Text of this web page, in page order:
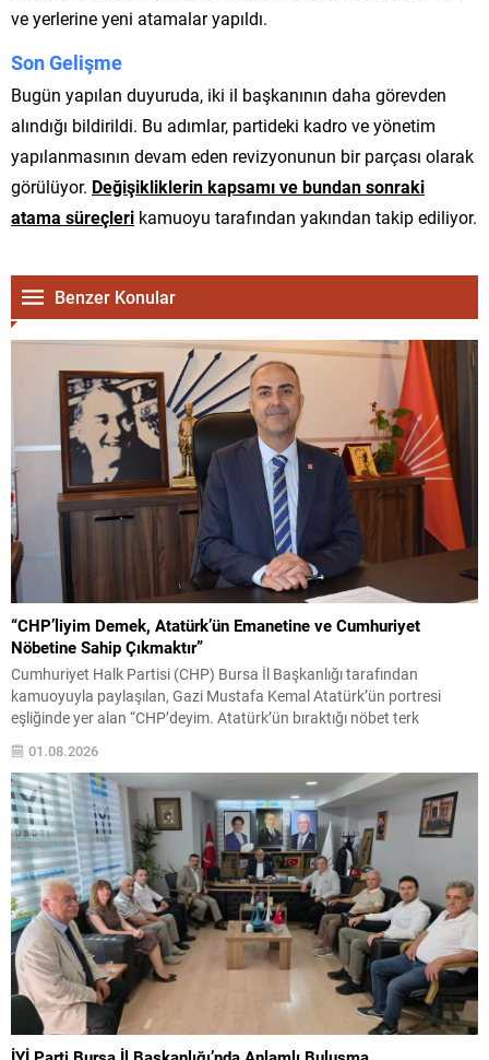
ve yerlerine yeni atamalar yapıldı.
Son Gelişme
Bugün yapılan duyuruda, iki il başkanının daha görevden
alındığı bildirildi. Bu adımlar, partideki kadro ve yönetim
yapılanmasının devam eden revizyonunun bir parçası olarak
görülüyor. Değişikliklerin kapsamı ve bundan sonraki
atama süreçleri kamuoyu tarafından yakından takip ediliyor.
Benzer Konular
“CHP’liyim Demek, Atatürk’ün Emanetine ve Cumhuriyet
Nöbetine Sahip Çıkmaktır”
Cumhuriyet Halk Partisi (CHP) Bursa İl Başkanlığı tarafından
kamuoyuyla paylaşılan, Gazi Mustafa Kemal Atatürk’ün portresi
eşliğinde yer alan “CHP’deyim. Atatürk’ün bıraktığı nöbet terk
Türkiye’nin içinde bulunduğu siyasal atmosfer, Cumhuriyet değerleri
ve partinin tarihsel misyonuna yönelik güçlü bir duruş olarak
değerlendirildi. CHP Bursa...
01.08.2026